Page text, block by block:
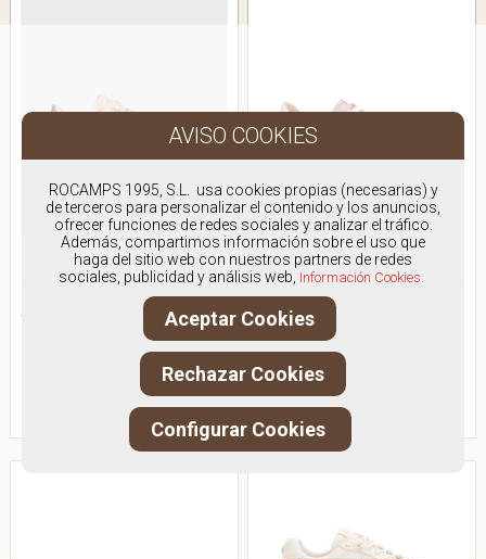
WONDERS A24100
ABOTINADO DEPORTIVO
129.00€
89,00€
IVA Incluido
VER PRODUCTO
PIKOLINOS 6621
ABOTINADA TROQUELADA
Antes:
77,00€
IVA Incluido
VER PRODUCTO
ROCAMPS 1995, S.L. usa cookies propias (necesarias) y
de terceros para personalizar el contenido y los anuncios,
ofrecer funciones de redes sociales y analizar el tráfico.
Además, compartimos información sobre el uso que
haga del sitio web con nuestros partners de redes
sociales, publicidad y análisis web, Información Cookies.
Aceptar Cookies
Rechazar Cookies
Configurar Cookies